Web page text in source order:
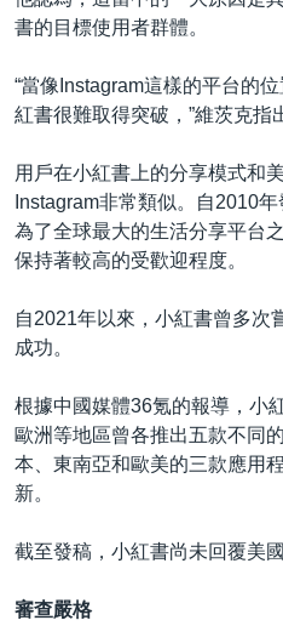
書的目標使用者群體。
“當像Instagram這樣的平台的
紅書很難取得突破，”維茨克指
用戶在小紅書上的分享模式和
Instagram非常類似。自2010
為了全球最大的生活分享平台
保持著較高的受歡迎程度。
自2021年以來，小紅書曾多次
成功。
根據中國媒體36氪的報導，小
歐洲等地區曾各推出五款不同
本、東南亞和歐美的三款應用
新。
截至發稿，小紅書尚未回覆美
審查嚴格